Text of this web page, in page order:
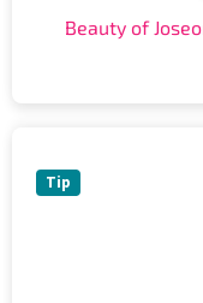
Beauty of
Tip